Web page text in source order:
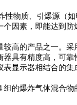
性物质、引爆源（
因素，即能达到
高的产品之一。
具有精度高，可
显示器相结合的
的爆炸气体混合